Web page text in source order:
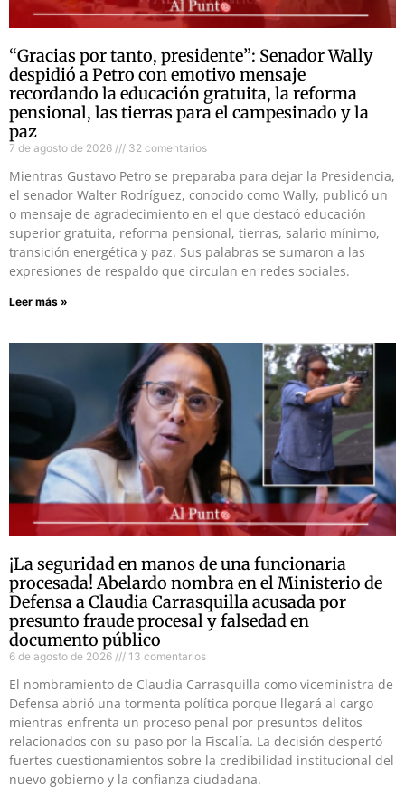
“Gracias por tanto, presidente”: Senador Wally
despidió a Petro con emotivo mensaje
recordando la educación gratuita, la reforma
pensional, las tierras para el campesinado y la
paz
7 de agosto de 2026 32 comentarios
Mientras Gustavo Petro se preparaba para dejar la Presidencia,
el senador Walter Rodríguez, conocido como Wally, publicó un
o mensaje de agradecimiento en el que destacó educación
superior gratuita, reforma pensional, tierras, salario mínimo,
transición energética y paz. Sus palabras se sumaron a las
expresiones de respaldo que circulan en redes sociales.
Leer más »
¡La seguridad en manos de una funcionaria
procesada! Abelardo nombra en el Ministerio de
Defensa a Claudia Carrasquilla acusada por
presunto fraude procesal y falsedad en
documento público
6 de agosto de 2026 13 comentarios
El nombramiento de Claudia Carrasquilla como viceministra de
Defensa abrió una tormenta política porque llegará al cargo
mientras enfrenta un proceso penal por presuntos delitos
relacionados con su paso por la Fiscalía. La decisión despertó
fuertes cuestionamientos sobre la credibilidad institucional del
nuevo gobierno y la confianza ciudadana.